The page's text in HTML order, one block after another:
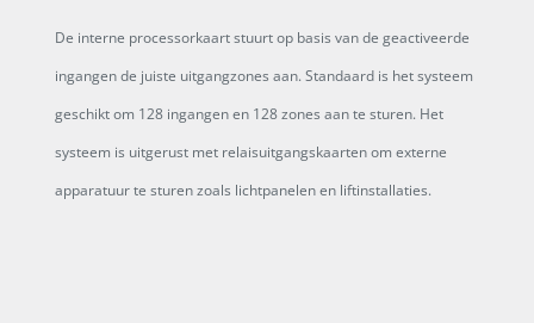
De interne processorkaart stuurt op basis van de geactiveerde
ingangen de juiste uitgangzones aan. Standaard is het systeem
geschikt om 128 ingangen en 128 zones aan te sturen. Het
systeem is uitgerust met relaisuitgangskaarten om externe
apparatuur te sturen zoals lichtpanelen en liftinstallaties.